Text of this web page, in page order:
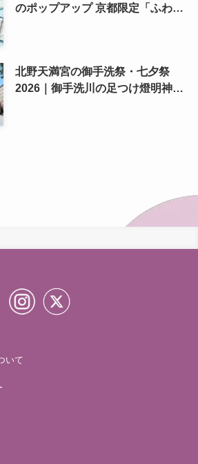
のポップアップ 京都限定「ふわふ
北野天満宮の御手洗祭・七夕祭
2026｜御手洗川の足つけ燈明神事
いて